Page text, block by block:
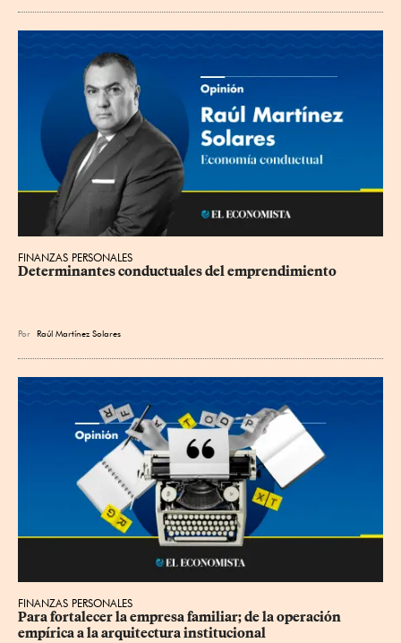
FINANZAS PERSONALES
Determinantes conductuales del emprendimiento
Por Raúl Martínez Solares
FINANZAS PERSONALES
Para fortalecer la empresa familiar; de la operación
empírica a la arquitectura institucional